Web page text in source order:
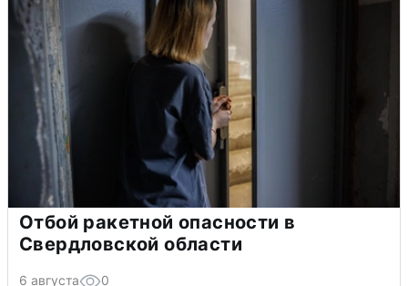
Отбой ракетной опасности в
Свердловской области
6 августа 0